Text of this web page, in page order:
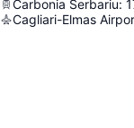
Carbonia Serbariu:
Cagliari-Elmas